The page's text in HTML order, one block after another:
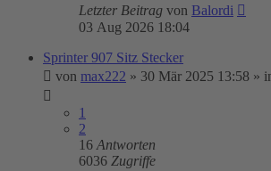
Letzter Beitrag von Balordi
03 Aug 2026 18:04
Sprinter 907 Sitz Stecker
von max222 » 30 Mär 2025 13:58 »
1
2
16 Antworten
6036 Zugriffe